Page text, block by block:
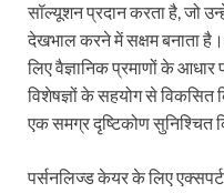
सॉल्यूशन प्रदान करता है, जो
देखभाल करने में सक्षम बनाता
लिए वैज्ञानिक प्रमाणों के
विशेषज्ञों के सहयोग से विकसित
एक समग्र दृष्टिकोण सुनिश्चित
पर्सनलिज्ड केयर के लिए